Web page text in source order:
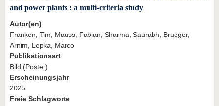
and power plants : a multi-criteria study
Autor(en)
Franken, Tim, Mauss, Fabian, Sharma, Saurabh, Brueger,
Arnim, Lepka, Marco
Publikationsart
Bild (Poster)
Erscheinungsjahr
2025
Freie Schlagworte